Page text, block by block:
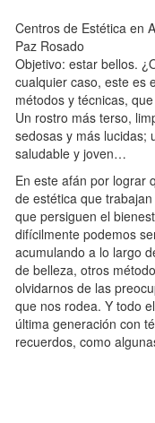
Centros de Estética en
Paz Rosado
Objetivo: estar bellos.
cualquier caso, este es
métodos y técnicas,
Un rostro más terso,
sedosas y más lucidas;
saludable y joven…
En este afán por lograr
de estética que
que persiguen el
difícilmente podemos
acumulando a lo largo
de belleza, otros
olvidarnos de las
que nos rodea. Y todo
última generación con
recuerdos, como